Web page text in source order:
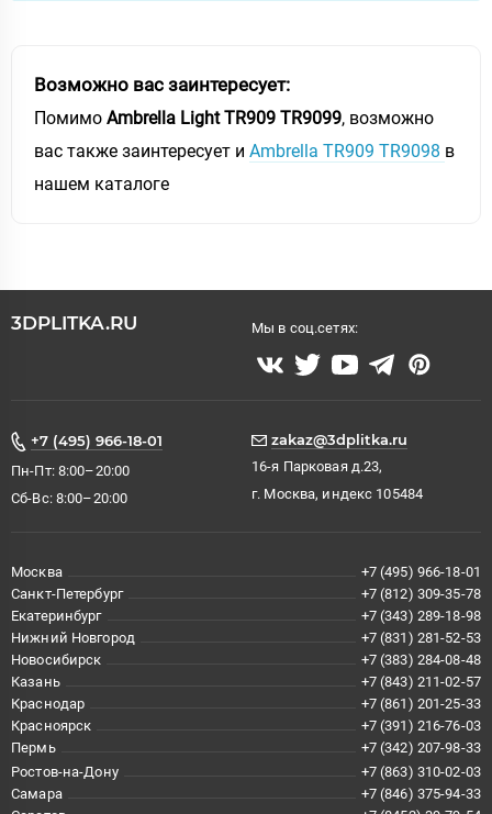
Возможно вас заинтересует:
Помимо Ambrella Light TR909 TR9099, возможно
вас также заинтересует и Ambrella TR909 TR9098 в
нашем каталоге
3DPLITKA.RU Мы в соц.сетях:
+7 (495) 966-18-01
Пн-Пт: 8:00–20:00
Сб-Вс: 8:00–20:00
zakaz@3dplitka.ru
16-я Парковая д.23,
г. Москва, индекс 105484
Москва
+7 (495) 966-18-01
Санкт-Петербург
+7 (812) 309-35-78
Екатеринбург
+7 (343) 289-18-98
Нижний Новгород
+7 (831) 281-52-53
Новосибирск
+7 (383) 284-08-48
Казань
+7 (843) 211-02-57
Краснодар
+7 (861) 201-25-33
Красноярск
+7 (391) 216-76-03
Пермь
+7 (342) 207-98-33
Ростов-на-Дону
+7 (863) 310-02-03
Самара
+7 (846) 375-94-33